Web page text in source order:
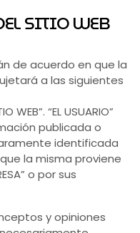
SITIO WEB
de acuerdo en que la
a las siguientes
“EL USUARIO”
publicada o
identificada
la misma proviene
o por sus
y opiniones